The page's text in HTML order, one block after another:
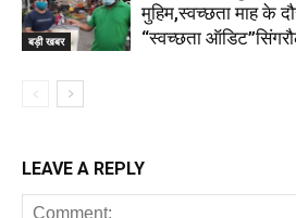
बड़ी खबर
मुहिम,स्वच्छता माह के
“स्वच्छता
LEAVE A REPLY